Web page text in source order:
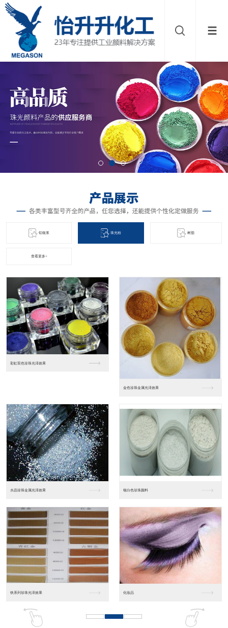
铝银浆 珠光粉 树脂
查看更多+
优达树脂产品 汽车涂料树脂（雅克）
工业涂料树脂（雅克）
聚酯树脂 热塑性丙烯酸树脂
怡升升四大优势